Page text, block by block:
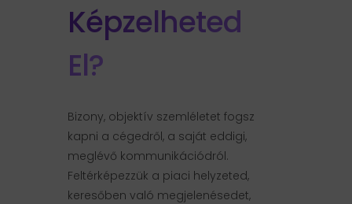
Képzelheted
El?
Bizony, objektív szemléletet fogsz
kapni a cégedről, a saját eddigi,
meglévő kommunikációdról.
Feltérképezzük a piaci helyzeted,
keresőben való megjelenésedet,